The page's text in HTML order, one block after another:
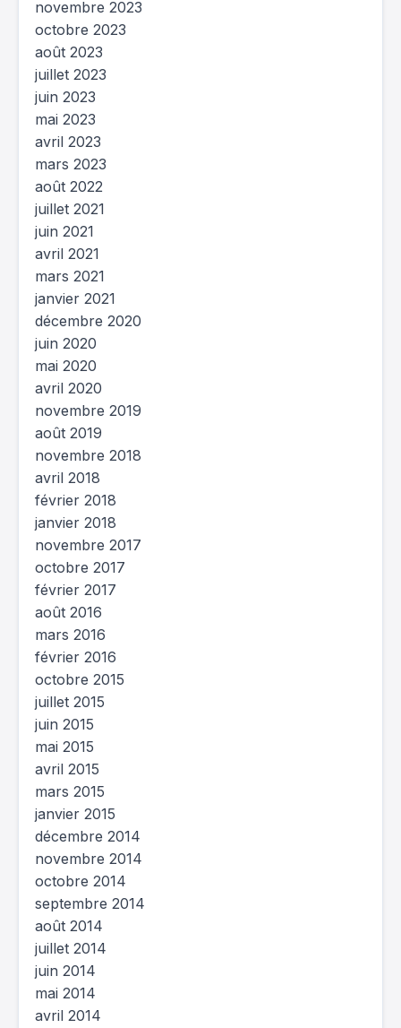
novembre 2023
octobre 2023
août 2023
juillet 2023
juin 2023
mai 2023
avril 2023
mars 2023
août 2022
juillet 2021
juin 2021
avril 2021
mars 2021
janvier 2021
décembre 2020
juin 2020
mai 2020
avril 2020
novembre 2019
août 2019
novembre 2018
avril 2018
février 2018
janvier 2018
novembre 2017
octobre 2017
février 2017
août 2016
mars 2016
février 2016
octobre 2015
juillet 2015
juin 2015
mai 2015
avril 2015
mars 2015
janvier 2015
décembre 2014
novembre 2014
octobre 2014
septembre 2014
août 2014
juillet 2014
juin 2014
mai 2014
avril 2014